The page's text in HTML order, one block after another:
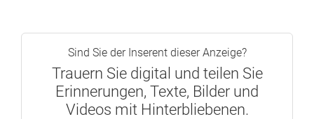
Sind Sie der Inserent dieser Anzeige?
Trauern Sie digital und teilen Sie
Erinnerungen, Texte, Bilder und
Videos mit Hinterbliebenen.